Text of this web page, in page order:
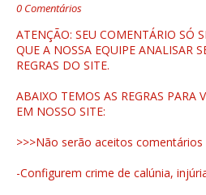
0 Comentários
ATENÇÃO: SEU COMENTÁRIO SÓ
QUE A NOSSA EQUIPE ANALISAR
REGRAS DO SITE.
ABAIXO TEMOS AS REGRAS PARA
EM NOSSO SITE:
>>>Não serão aceitos comentários
-Configurem crime de calúnia,